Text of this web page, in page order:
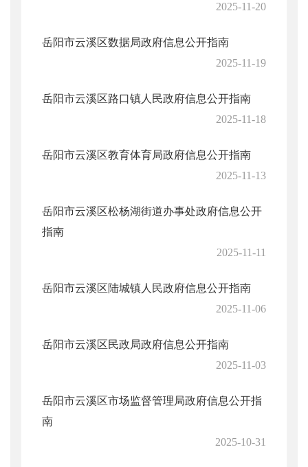
2025-11-20
岳阳市云溪区数据局政府信息公开指南
2025-11-19
岳阳市云溪区路口镇人民政府信息公开指南
2025-11-18
岳阳市云溪区教育体育局政府信息公开指南
2025-11-13
岳阳市云溪区松杨湖街道办事处政府信息公开
指南
2025-11-11
岳阳市云溪区陆城镇人民政府信息公开指南
2025-11-06
岳阳市云溪区民政局政府信息公开指南
2025-11-03
岳阳市云溪区市场监督管理局政府信息公开指
南
2025-10-31